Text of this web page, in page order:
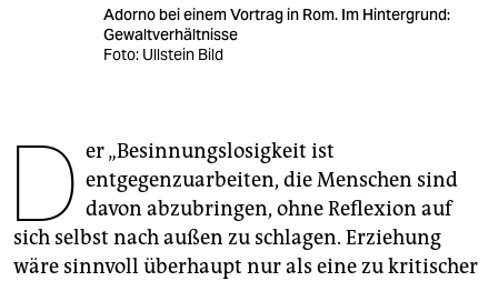
genossenschaft
Adorno bei einem Vortrag in Rom. Im Hintergrund:
Gewaltverhältnisse
Foto: Ullstein Bild
D er „Besinnungslosigkeit ist
entgegenzuarbeiten, die Menschen sind
davon abzubringen, ohne Reflexion auf
sich selbst nach außen zu schlagen. Erziehung
wäre sinnvoll überhaupt nur als eine zu kritischer